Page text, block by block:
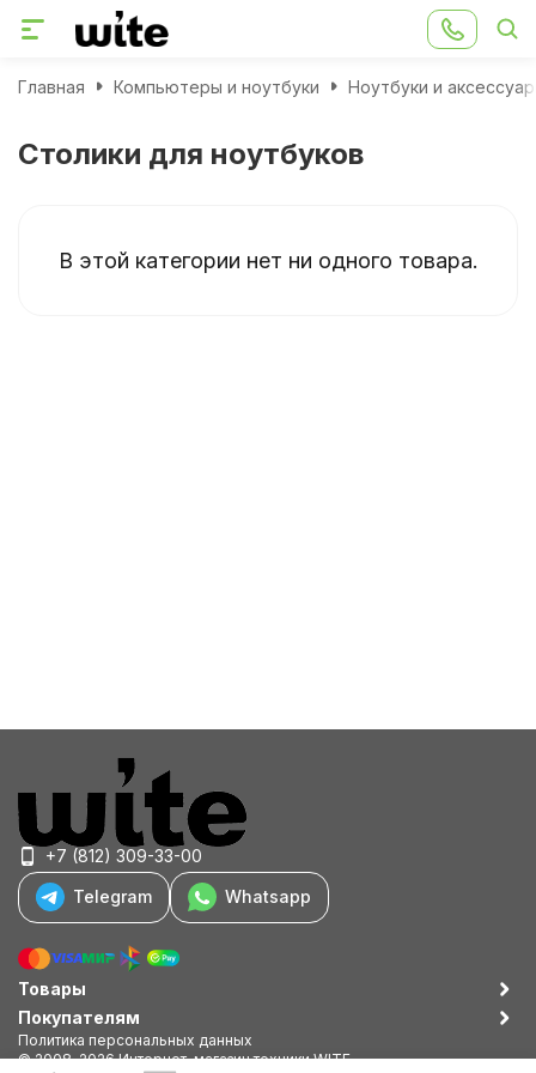
Главная Компьютеры и ноутбуки Ноутбуки и
Столики для ноутбуков
В этой категории нет ни одного товара.
+7 (812) 309-33-00
Telegram
Whatsapp
Товары
Покупателям
Политика персональных данных
© 2008-2026 Интернет-магазин техники WITE